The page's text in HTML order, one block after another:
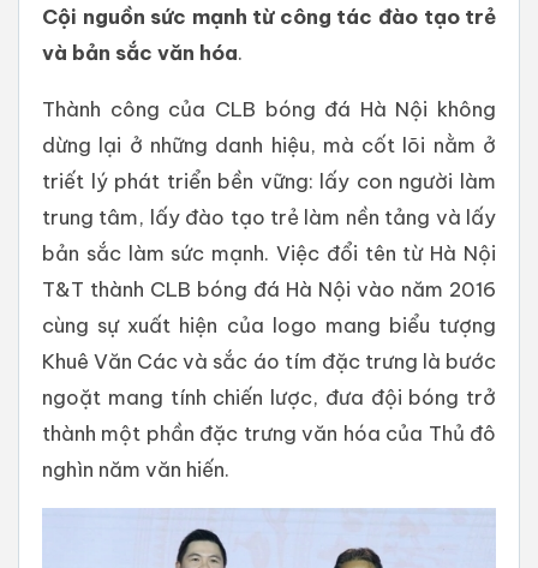
Cội nguồn sức mạnh từ công tác đào tạo trẻ
và bản sắc văn hóa.
Thành công của CLB bóng đá Hà Nội không
dừng lại ở những danh hiệu, mà cốt lõi nằm ở
triết lý phát triển bền vững: lấy con người làm
trung tâm, lấy đào tạo trẻ làm nền tảng và lấy
bản sắc làm sức mạnh. Việc đổi tên từ Hà Nội
T&T thành CLB bóng đá Hà Nội vào năm 2016
cùng sự xuất hiện của logo mang biểu tượng
Khuê Văn Các và sắc áo tím đặc trưng là bước
ngoặt mang tính chiến lược, đưa đội bóng trở
thành một phần đặc trưng văn hóa của Thủ đô
nghìn năm văn hiến.